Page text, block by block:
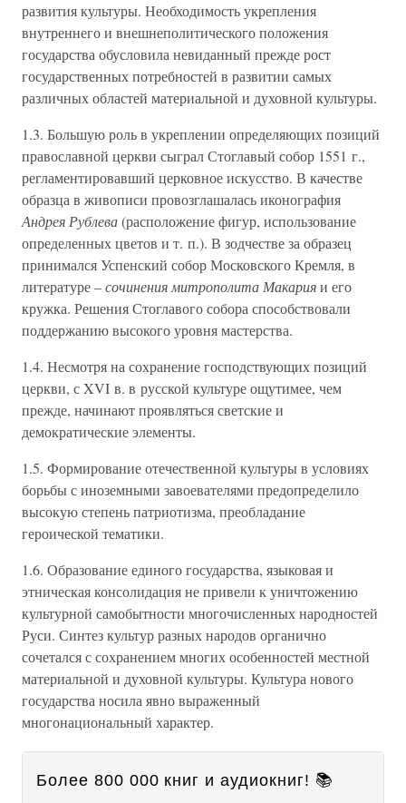
развития культуры. Необходимость укрепления
внутреннего и внешнеполитического положения
государства обусловила невиданный прежде рост
государственных потребностей в развитии самых
различных областей материальной и духовной культуры.
1.3. Большую роль в укреплении определяющих позиций
православной церкви сыграл Стоглавый собор 1551 г.,
регламентировавший церковное искусство. В качестве
образца в живописи провозглашалась иконография
Андрея Рублева(расположение фигур, использование
определенных цветов и т. п.). В зодчестве за образец
принимался Успенский собор Московского Кремля, в
литературе –сочинения митрополита Макарияи его
кружка. Решения Стоглавого собора способствовали
поддержанию высокого уровня мастерства.
1.4. Несмотря на сохранение господствующих позиций
церкви, с XVI в. в русской культуре ощутимее, чем
прежде, начинают проявляться светские и
демократические элементы.
1.5. Формирование отечественной культуры в условиях
борьбы с иноземными завоевателями предопределило
высокую степень патриотизма, преобладание
героической тематики.
1.6. Образование единого государства, языковая и
этническая консолидация не привели к уничтожению
культурной самобытности многочисленных народностей
Руси. Синтез культур разных народов органично
сочетался с сохранением многих особенностей местной
материальной и духовной культуры. Культура нового
государства носила явно выраженный
многонациональный характер.
Более 800 000 книг и аудиокниг! 📚